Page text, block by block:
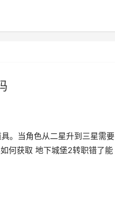
。当角色从二星升到三星需要
何获取 地下城堡2转职错了能